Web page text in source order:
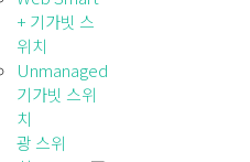
+ 기가빗 스
위치
Unmanaged
기가빗 스위
치
광 스위